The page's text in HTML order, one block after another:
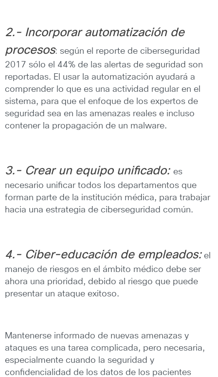
2.- Incorporar automatización de
procesos: según el reporte de ciberseguridad
2017 sólo el 44% de las alertas de seguridad son
reportadas. El usar la automatización ayudará a
comprender lo que es una actividad regular en el
sistema, para que el enfoque de los expertos de
seguridad sea en las amenazas reales e incluso
contener la propagación de un malware.
3.- Crear un equipo unificado: es
necesario unificar todos los departamentos que
forman parte de la institución médica, para trabajar
hacia una estrategia de ciberseguridad común.
4.- Ciber-educación de empleados:el
manejo de riesgos en el ámbito médico debe ser
ahora una prioridad, debido al riesgo que puede
presentar un ataque exitoso.
Mantenerse informado de nuevas amenazas y
ataques es una tarea complicada, pero necesaria,
especialmente cuando la seguridad y
confidencialidad de los datos de los pacientes